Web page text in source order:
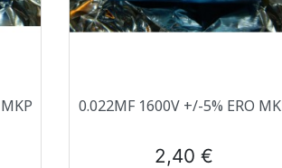
Aperçu rapide
0.022ΜF 1600V +/-5% ERO
Prix
2,40 €